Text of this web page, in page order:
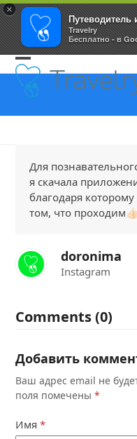
×
Путеводитель
Travelry
Бесплатно - в
Skip
to
content
Open
mobile
menu
Close
mobile
menu
Для
я скачала
благодаря
том, что проходим👍🏻
doronima
Instagram
Comments (0)
Добавить
Ваш адрес email не
поля помечены*
Имя*